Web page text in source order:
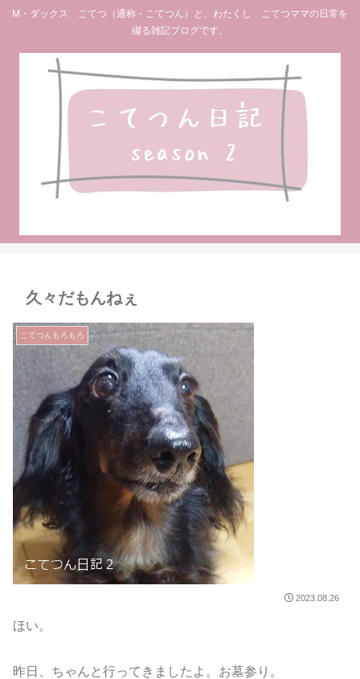
M・ダックス こてつ（通称・こてつん）と、わたくし こてつママの日常を
綴る雑記ブログです。
久々だもんねぇ
こてつんもろもろ
2023.08.26
ほい。
昨日、ちゃんと行ってきましたよ。お墓参り。